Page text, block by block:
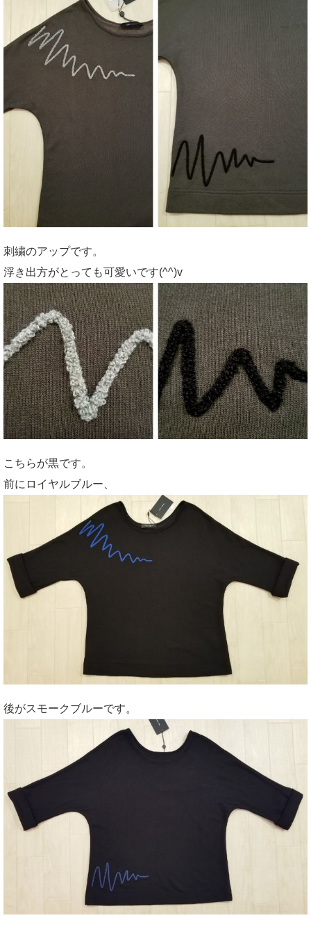
刺繍のアップです。
浮き出方がとっても可愛いです(^^)v
こちらが黒です。
前にロイヤルブルー、
後がスモークブルーです。